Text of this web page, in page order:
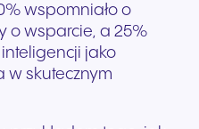
wspomniało o
o wsparcie, a 25%
inteligencji jako
w skutecznym